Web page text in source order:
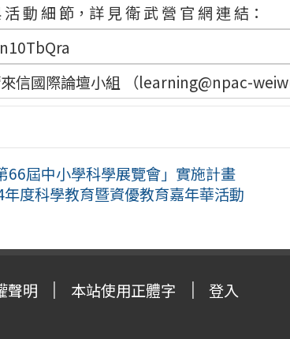
動 細 節，詳 見 衛 武 營 官 網 連 結：
信國際論壇小組 （learning@npac-
66屆中小學科學展覽會」實施計畫
度科學教育暨資優教育嘉年華活動
聲明 本站使用正體字 登入